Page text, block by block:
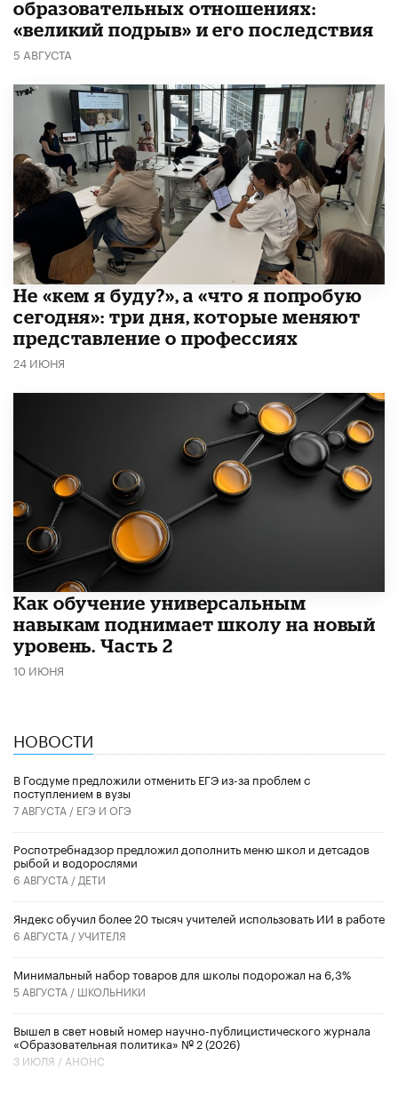
образовательных отношениях:
«великий подрыв» и его последствия
5 АВГУСТА
Не «кем я буду?», а «что я попробую
сегодня»: три дня, которые меняют
представление о профессиях
24 ИЮНЯ
​Как обучение универсальным
навыкам поднимает школу на новый
уровень. Часть 2
10 ИЮНЯ
НОВОСТИ
В Госдуме предложили отменить ЕГЭ из-за проблем с
поступлением в вузы
7 АВГУСТА / ЕГЭ И ОГЭ
Роспотребнадзор предложил дополнить меню школ и детсадов
рыбой и водорослями
6 АВГУСТА / ДЕТИ
​Яндекс обучил более 20 тысяч учителей использовать ИИ в работе
6 АВГУСТА /УЧИТЕЛЯ
Минимальный набор товаров для школы подорожал на 6,3%
5 АВГУСТА / ШКОЛЬНИКИ
Вышел в свет новый номер научно-публицистического журнала
«Образовательная политика» № 2 (2026)
3 ИЮЛЯ / АНОНС